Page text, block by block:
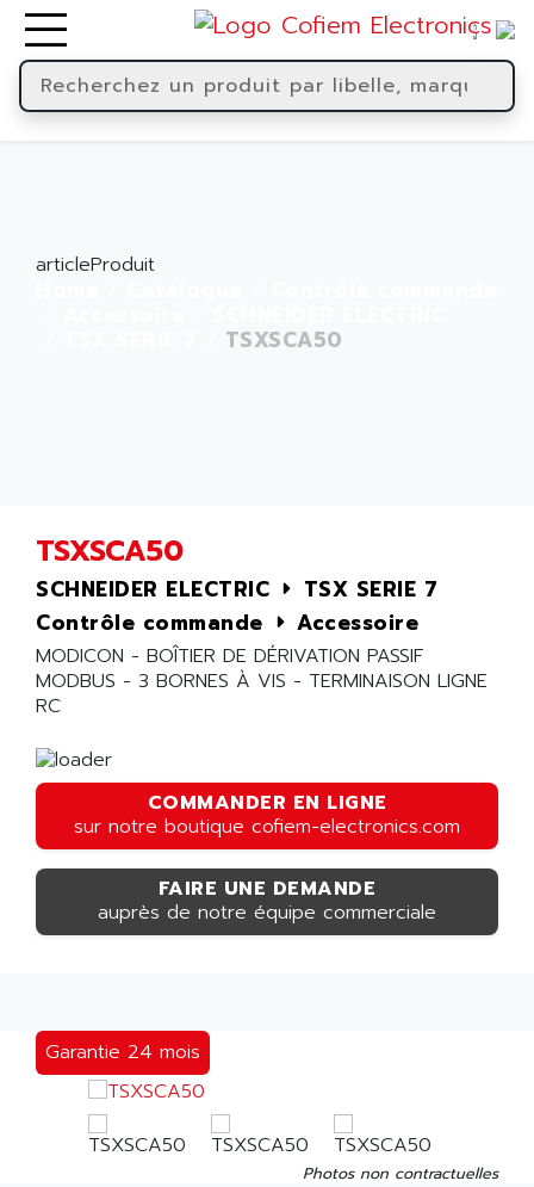
articleProduit
TSXSCA50
Garantie 24 mois
Photos non contractuelles
TSXSCA50
SCHNEIDER ELECTRIC
TSX SERIE 7
Contrôle commande
Accessoire
MODICON - BOÎTIER DE DÉRIVATION PASSIF
MODBUS - 3 BORNES À VIS - TERMINAISON LIGNE
RC
COMMANDER EN LIGNE
sur notre boutique cofiem-electronics.com
FAIRE UNE DEMANDE
auprès de notre équipe commerciale